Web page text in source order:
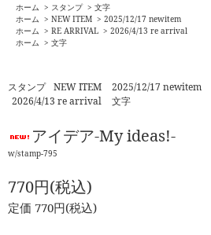
ホーム > スタンプ > 文字
ホーム > NEW ITEM > 2025/12/17 newitem
ホーム > RE ARRIVAL > 2026/4/13 re arrival
ホーム > 文字
スタンプ NEW ITEM 2025/12/17 newitem
2026/4/13 re arrival
文字
アイデア-My ideas!-
w/stamp-795
770円(税込)
定価 770円(税込)